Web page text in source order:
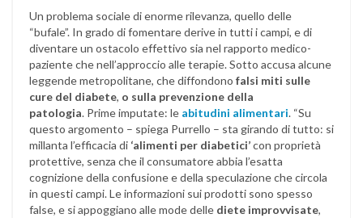
Un problema sociale di enorme rilevanza, quello delle
“bufale”. In grado di fomentare derive in tutti i campi, e di
diventare un ostacolo effettivo sia nel rapporto medico-
paziente che nell’approccio alle terapie.Sotto accusa alcune
leggende metropolitane, che diffondono falsi miti sulle
cure del diabete, o sulla prevenzione della
patologia. Prime imputate: le abitudini alimentari. “Su
questo argomento – spiega Purrello – sta girando di tutto: si
millanta l’efficacia di ‘alimenti per diabetici’con proprietà
protettive, senza che il consumatore abbia l’esatta
cognizione della confusione e della speculazione che circola
in questi campi. Le informazioni sui prodotti sono spesso
false, e si appoggiano alle mode delle diete improvvisate,